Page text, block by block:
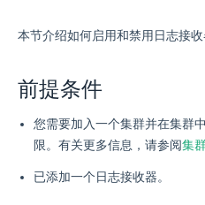
本节介绍如何启用和禁用日志接收
前提条件
您需要加入一个集群并在集群
限。有关更多信息，请参阅集
已添加一个日志接收器。